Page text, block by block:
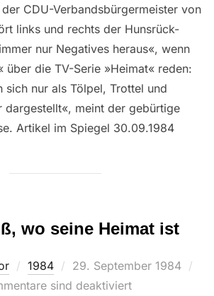
CDU-Verbandsbürgermeister von
links und rechts der Hunsrück-
nur Negatives heraus«, wenn
über die TV-Serie »Heimat« reden:
sich nur als Tölpel, Trottel und
dargestellt«, meint der gebürtige
Artikel im Spiegel 30.09.1984
wo seine Heimat ist
1984
Veröffentlicht
am
29. September 1984
sind deaktiviert